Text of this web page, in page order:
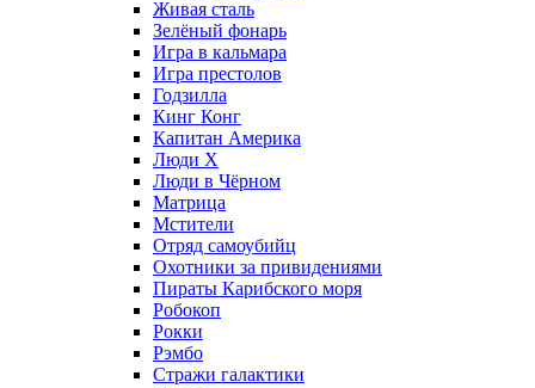
Живая сталь
Зелёный фонарь
Игра в кальмара
Игра престолов
Годзилла
Кинг Конг
Капитан Америка
Люди X
Люди в Чёрном
Матрица
Мстители
Отряд самоубийц
Охотники за привидениями
Пираты Карибского моря
Робокоп
Рокки
Рэмбо
Стражи галактики